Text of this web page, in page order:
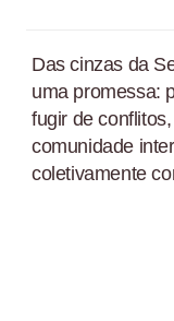
Das cinzas da
uma promessa:
fugir de
comunidade
coletivamente